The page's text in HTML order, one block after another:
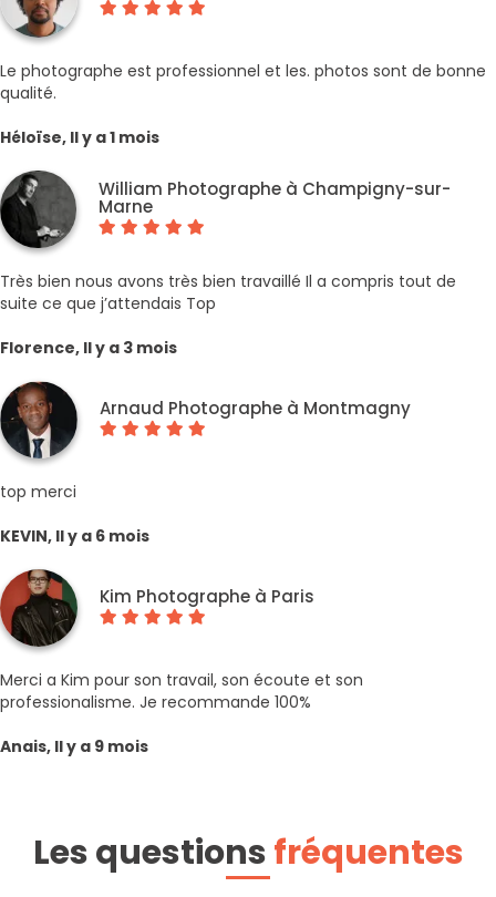
Le photographe est professionnel et les. photos sont de bonne
qualité.
Héloïse, Il y a 1 mois
William Photographe à Champigny-sur-
Marne
Très bien nous avons très bien travaillé Il a compris tout de
suite ce que j’attendais Top
Florence, Il y a 3 mois
Arnaud Photographe à Montmagny
top merci
KEVIN, Il y a 6 mois
Kim Photographe à Paris
Merci a Kim pour son travail, son écoute et son
professionalisme. Je recommande 100%
Anais, Il y a 9 mois
Les questionsfréquentes